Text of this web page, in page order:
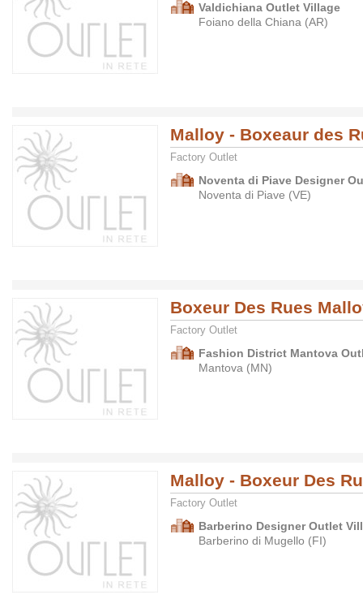
Valdichiana Outlet Village
Foiano della Chiana (AR)
Malloy - Boxeaur des
Factory Outlet
Noventa di Piave Designer
Noventa di Piave (VE)
Boxeur Des Rues
Factory Outlet
Fashion District Mantova
Mantova (MN)
Malloy - Boxeur Des
Factory Outlet
Barberino Designer Outlet
Barberino di Mugello (FI)